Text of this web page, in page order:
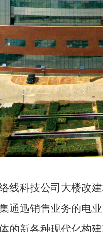
科技公司大楼改建
通迅销售业务的电
的新各种现代化构